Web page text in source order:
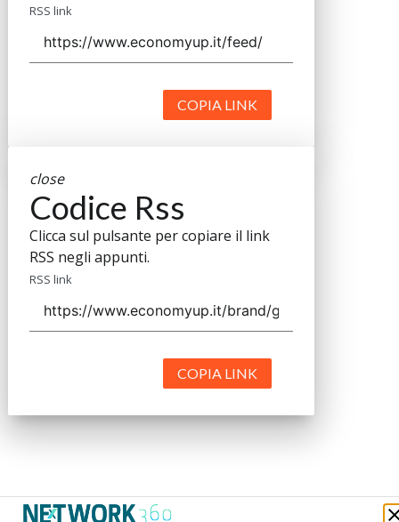
RSS link
COPIA LINK
close
Codice Rss
Clicca sul pulsante per copiare il link
RSS negli appunti.
RSS link
COPIA LINK